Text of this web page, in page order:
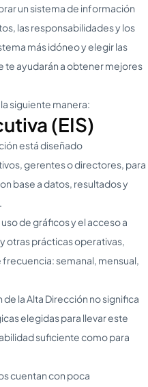
un sistema de información
las responsabilidades y los
más idóneo y elegir las
te ayudarán a obtener mejores
siguiente manera:
(EIS)
está diseñado
gerentes o directores, para
base a datos, resultados y
de gráficos y el acceso a
otras prácticas operativas,
semanal, mensual,
la Alta Dirección no significa
elegidas para llevar este
suficiente como para
cuentan con poca